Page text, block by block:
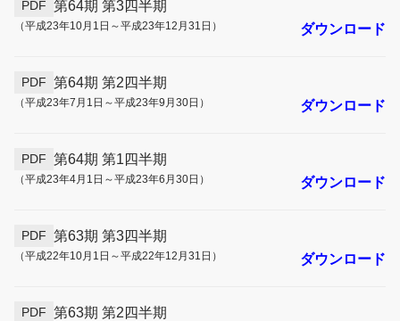
PDF 第64期 第3四半期
（平成23年10月1日～平成23年12月31日） ダウンロード
PDF 第64期 第2四半期
（平成23年7月1日～平成23年9月30日） ダウンロード
PDF 第64期 第1四半期
（平成23年4月1日～平成23年6月30日） ダウンロード
PDF 第63期 第3四半期
（平成22年10月1日～平成22年12月31日） ダウンロード
PDF 第63期 第2四半期